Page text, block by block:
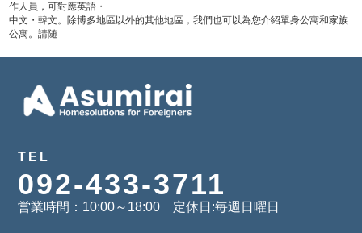
作人員，可對應英語・
中文・韓文。除博多地區以外的其他地區，我們也可以為您介紹單身公寓和家族
公寓。請随
TEL
092-433-3711
営業時間：10:00～18:00 定休日:毎週日曜日